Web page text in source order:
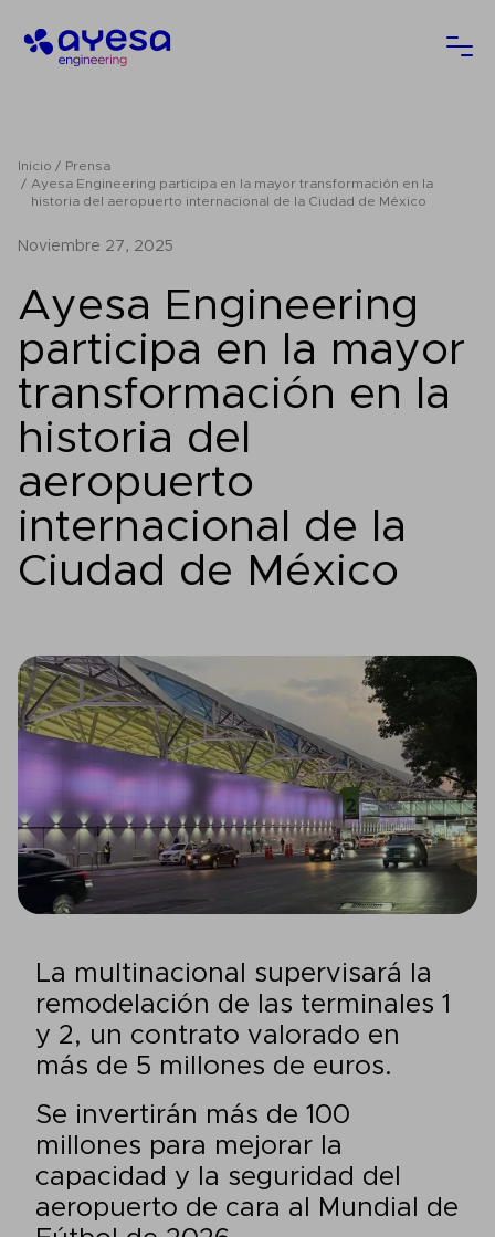
Ayesa
Inicio
Prensa
Ayesa Engineering participa en la mayor transformación en la
historia del aeropuerto internacional de la Ciudad de México
noviembre 27, 2025
Ayesa Engineering
participa en la mayor
transformación en la
historia del
aeropuerto
internacional de la
Ciudad de México
La multinacional supervisará la
remodelación de las terminales 1
y 2, un contrato valorado en
más de 5 millones de euros.
Se invertirán más de 100
millones para mejorar la
capacidad y la seguridad del
aeropuerto de cara al Mundial de